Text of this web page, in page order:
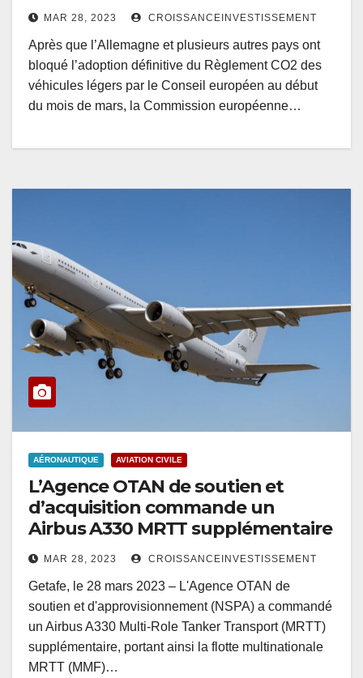
MAR 28, 2023 CROISSANCEINVESTISSEMENT
Après que l’Allemagne et plusieurs autres pays ont
bloqué l’adoption définitive du Règlement CO2 des
véhicules légers par le Conseil européen au début
du mois de mars, la Commission européenne…
AÉRONAUTIQUE AVIATION CIVILE
L’Agence OTAN de soutien et
d’acquisition commande un
Airbus A330 MRTT supplémentaire
MAR 28, 2023 CROISSANCEINVESTISSEMENT
Getafe, le 28 mars 2023 – L'Agence OTAN de
soutien et d'approvisionnement (NSPA) a commandé
un Airbus A330 Multi-Role Tanker Transport (MRTT)
supplémentaire, portant ainsi la flotte multinationale
MRTT (MMF)…